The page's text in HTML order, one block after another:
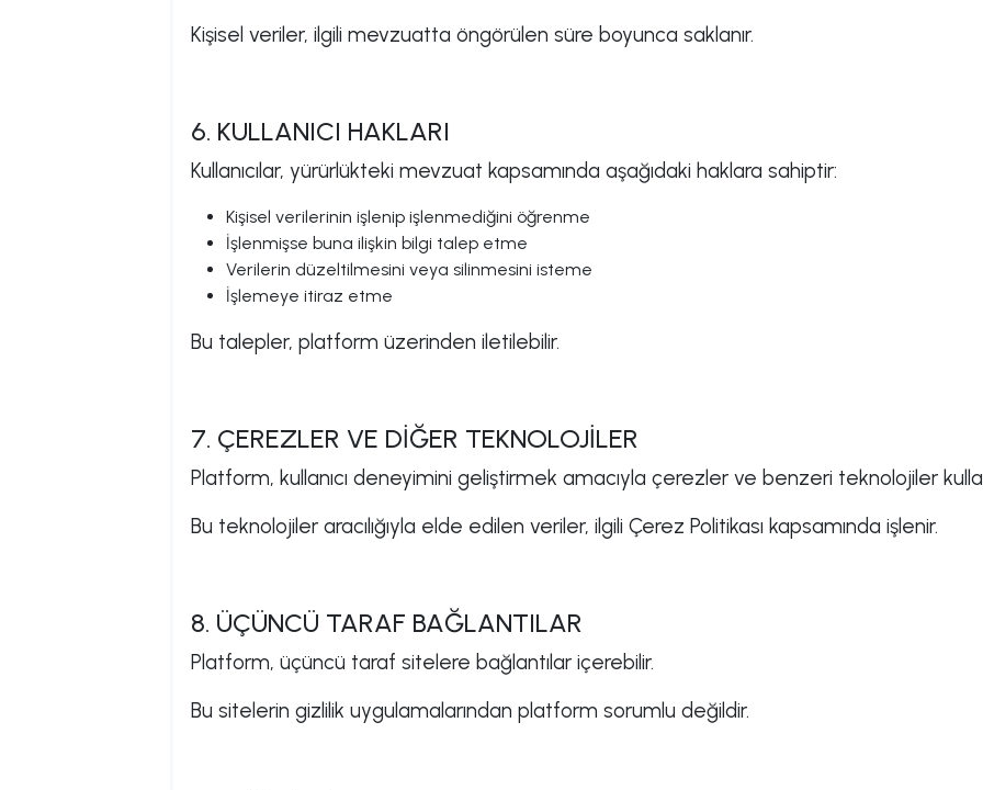
Kişisel veriler, ilgili mevzuatta öngörülen süre boyunca saklanır.
6. KULLANICI HAKLARI
Kullanıcılar, yürürlükteki mevzuat kapsamında aşağıdaki haklara sahiptir:
Kişisel verilerinin işlenip işlenmediğini öğrenme
İşlenmişse buna ilişkin bilgi talep etme
Verilerin düzeltilmesini veya silinmesini isteme
İşlemeye itiraz etme
Bu talepler, platform üzerinden iletilebilir.
7. ÇEREZLER VE DİĞER TEKNOLOJİLER
Platform, kullanıcı deneyimini geliştirmek amacıyla çerezler ve benzeri teknolojiler
Bu teknolojiler aracılığıyla elde edilen veriler, ilgili Çerez Politikası kapsamında işlenir.
8. ÜÇÜNCÜ TARAF BAĞLANTILAR
Platform, üçüncü taraf sitelere bağlantılar içerebilir.
Bu sitelerin gizlilik uygulamalarından platform sorumlu değildir.